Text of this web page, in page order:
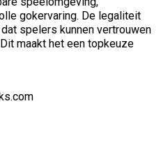
gokervaring. De legaliteit
spelers kunnen vertrouwen
maakt het een topkeuze